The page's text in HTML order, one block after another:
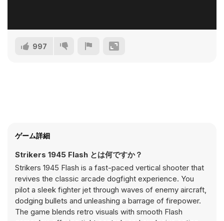
997
ゲーム詳細
Strikers 1945 Flash とは何ですか？
Strikers 1945 Flash is a fast-paced vertical shooter that
revives the classic arcade dogfight experience. You
pilot a sleek fighter jet through waves of enemy aircraft,
dodging bullets and unleashing a barrage of firepower.
The game blends retro visuals with smooth Flash